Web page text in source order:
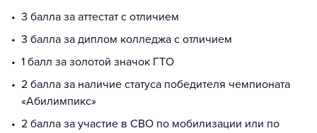
3 балла за аттестат с отличием
3 балла за диплом колледжа с отличием
1 балл за золотой значок ГТО
2 балла за наличие статуса победителя чемпионата
«Абилимпикс»
2 балла за участие в СВО по мобилизации или по